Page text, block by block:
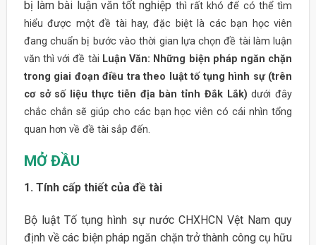
bị làm bài luận văn tốt nghiệp thì rất khó để có thể tìm
hiểu được một đề tài hay, đặc biệt là các bạn học viên
đang chuẩn bị bước vào thời gian lựa chọn đề tài làm luận
văn thì với đề tài Luận Văn: Những biện pháp ngăn chặn
trong giai đoạn điều tra theo luật tố tụng hình sự (trên
cơ sở số liệu thực tiễn địa bàn tỉnh Đắk Lắk)dưới đây
chắc chắn sẽ giúp cho các bạn học viên có cái nhìn tổng
quan hơn về đề tài sắp đến.
MỞ ĐẦU
1. Tính cấp thiết của đề tài
Bộ luật Tố tụng hình sự nước CHXHCN Vệt Nam quy
định về các biện pháp ngăn chặn trở thành công cụ hữu